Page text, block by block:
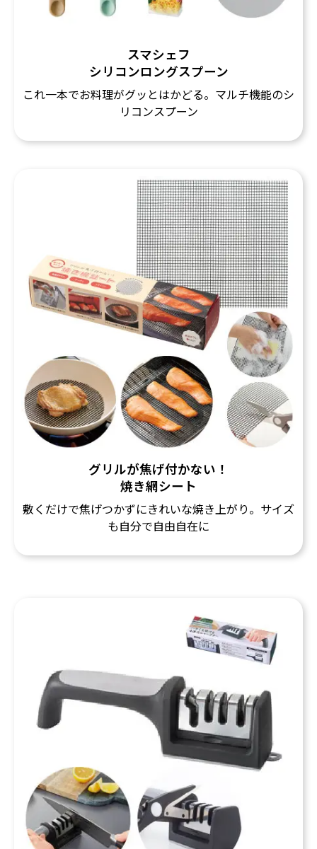
スマシェフ
シリコンロングスプーン
これ一本でお料理がグッとはかどる。マルチ機能のシ
リコンスプーン
グリルが焦げ付かない！
焼き網シート
敷くだけで焦げつかずにきれいな焼き上がり。サイズ
も自分で自由自在に